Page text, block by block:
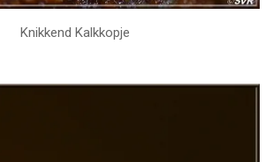
Knikkend Kalkkopje